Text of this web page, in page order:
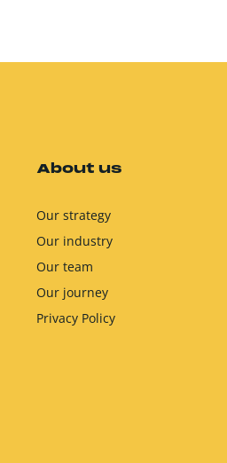
About us
Our strategy
Our industry
Our team
Our journey
Privacy Policy